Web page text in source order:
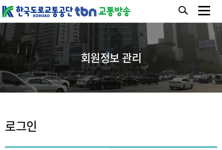
회원정보 관리
로그인